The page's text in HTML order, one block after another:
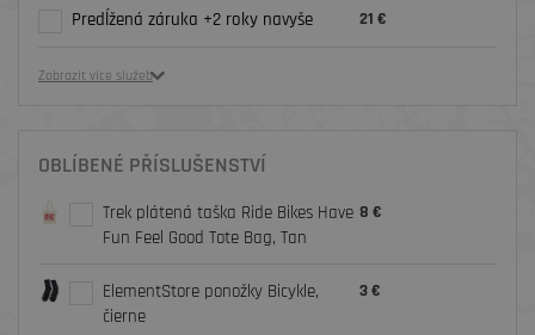
Predĺžená záruka +2 roky navyše 21 €
Zobrazit více služeb
OBLÍBENÉ PŘÍSLUŠENSTVÍ
Trek plátená taška Ride Bikes Have
Fun Feel Good Tote Bag, Tan
8 €
ElementStore ponožky Bicykle,
čierne
3 €